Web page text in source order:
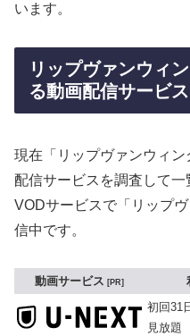
います。
リップヴァンウィ
る動画配信サービス
現在「リップヴァンウィ
配信サービスを調査して
VODサービスで「リップ
信中です。
動画サービス PR
初回31
見放題